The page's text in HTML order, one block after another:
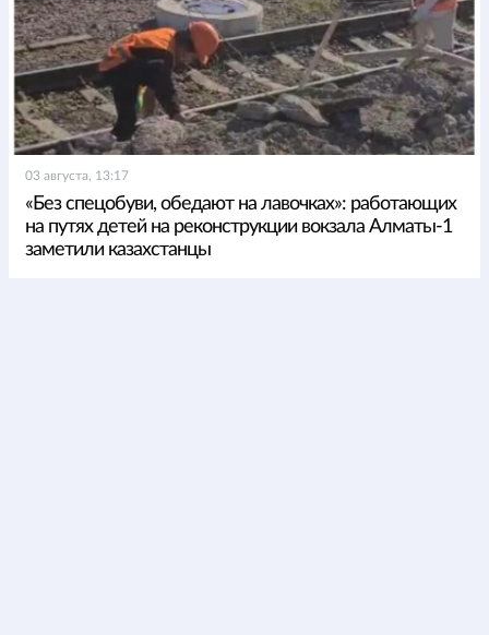
03 августа, 13:17
«Без спецобуви, обедают на лавочках»: работающих
на путях детей на реконструкции вокзала Алматы-1
заметили казахстанцы